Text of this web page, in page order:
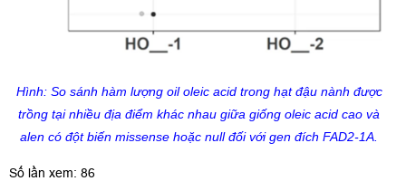
Hình: So sánh hàm lượngoil oleic acid trong hạt đậu nành được
trồng tại nhiều địa điểm khác nhau giữa giống oleic acid cao và
alen có đột biến missense hoặc null đối với gen đích FAD2-1A.
Số lần xem: 86